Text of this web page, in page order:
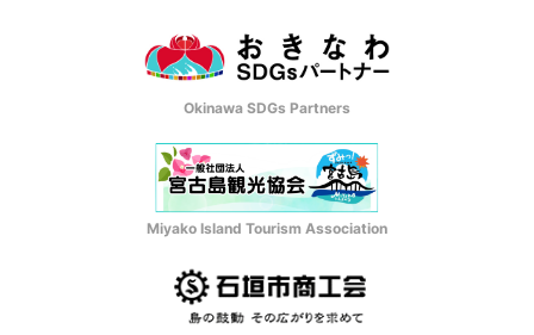
Okinawa SDGs Partners
Miyako Island Tourism Association